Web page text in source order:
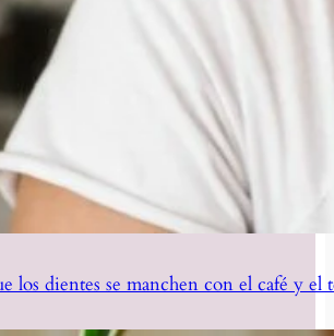
los dientes se manchen con el café y el